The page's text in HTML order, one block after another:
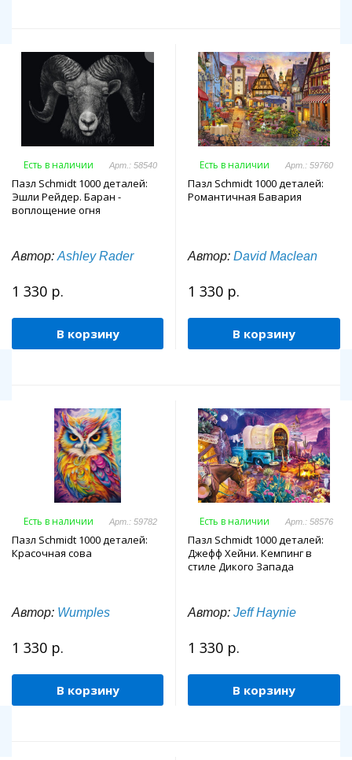
Есть в наличии Арт.: 58540
Пазл Schmidt 1000 деталей:
Эшли Рейдер. Баран -
воплощение огня
Автор: Ashley Rader
1 330 р.
В корзину
Есть в наличии Арт.: 59760
Пазл Schmidt 1000 деталей:
Романтичная Бавария
Автор: David Maclean
1 330 р.
В корзину
Есть в наличии Арт.: 59782
Пазл Schmidt 1000 деталей:
Красочная сова
Автор: Wumples
1 330 р.
В корзину
Есть в наличии Арт.: 58576
Пазл Schmidt 1000 деталей:
Джефф Хейни. Кемпинг в
стиле Дикого Запада
Автор: Jeff Haynie
1 330 р.
В корзину